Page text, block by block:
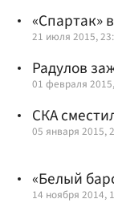
«Спартак»
21 июля 2015,
Радулов
01 февраля
СКА
05 января 2015,
«Белый
14 ноября 2014,